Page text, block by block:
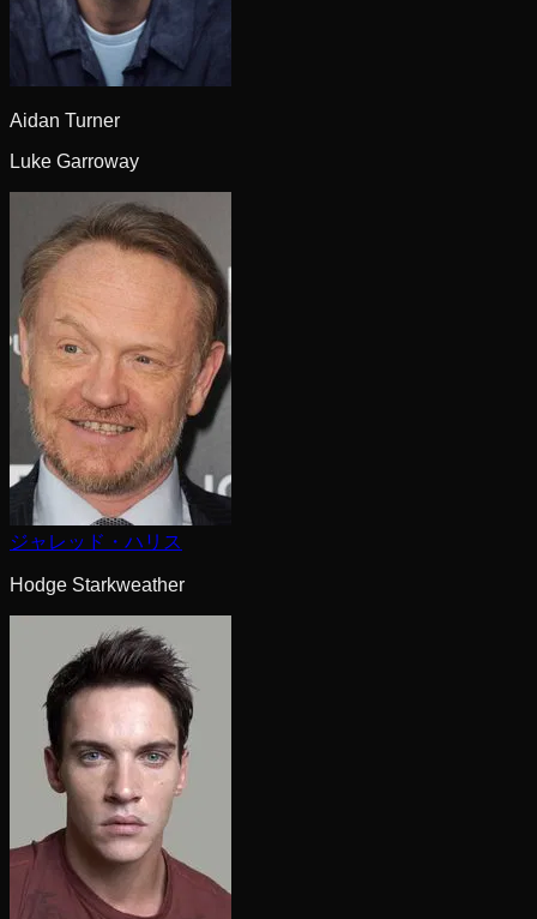
Aidan Turner
Luke Garroway
ジャレッド・ハリス
Hodge Starkweather